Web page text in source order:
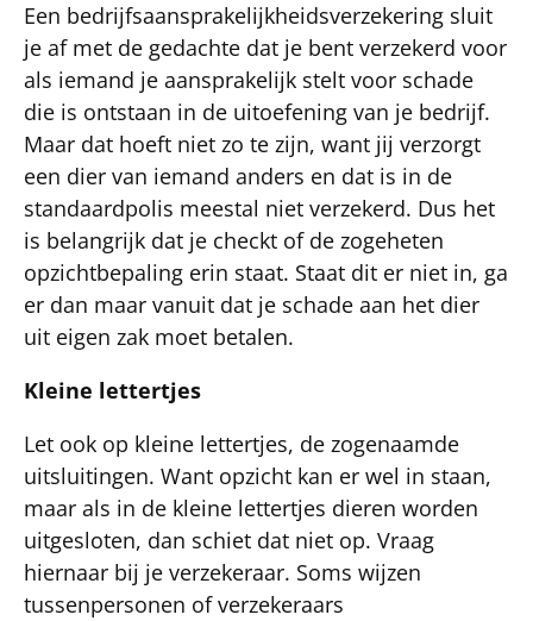
Een bedrijfsaansprakelijkheidsverzekering sluit
je af met de gedachte dat je bent verzekerd voor
als iemand je aansprakelijk stelt voor schade
die is ontstaan in de uitoefening van je bedrijf.
Maar dat hoeft niet zo te zijn, want jij verzorgt
een dier van iemand anders en dat is in de
standaardpolis meestal niet verzekerd. Dus het
is belangrijk dat je checkt of de zogeheten
opzichtbepaling erin staat. Staat dit er niet in, ga
er dan maar vanuit dat je schade aan het dier
uit eigen zak moet betalen.
Kleine lettertjes
Let ook op kleine lettertjes, de zogenaamde
uitsluitingen. Want opzicht kan er wel in staan,
maar als in de kleine lettertjes dieren worden
uitgesloten, dan schiet dat niet op. Vraag
hiernaar bij je verzekeraar. Soms wijzen
tussenpersonen of verzekeraars